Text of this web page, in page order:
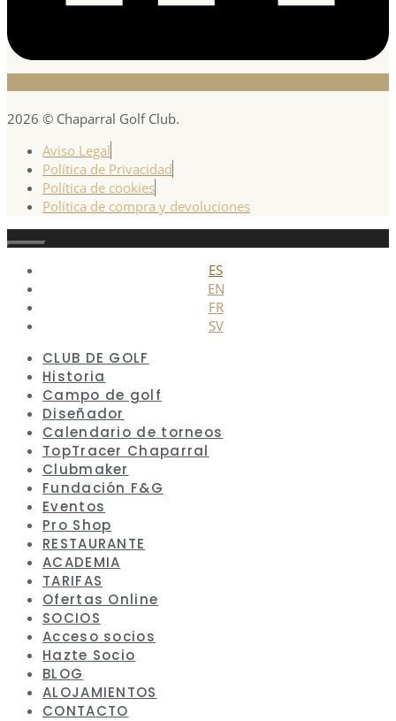
2026 © Chaparral Golf Club.
Aviso Legal
Política de Privacidad
Política de cookies
Política de compra y devoluciones
Cerrar
ES
EN
FR
SV
CLUB DE GOLF
Historia
Campo de golf
Diseñador
Calendario de torneos
TopTracer Chaparral
Clubmaker
Fundación F&G
Eventos
Pro Shop
RESTAURANTE
ACADEMIA
TARIFAS
Ofertas Online
SOCIOS
Acceso socios
Hazte Socio
BLOG
ALOJAMIENTOS
CONTACTO